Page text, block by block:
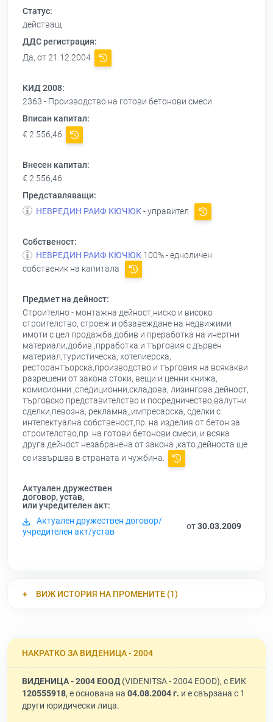
Статус:
действащ
ДДС регистрация:
Да, от 21.12.2004
КИД 2008:
2363 - Производство на готови бетонови смеси
Вписан капитал:
€ 2 556,46
Внесен капитал:
€ 2 556,46
Представляващи:
НЕВРЕДИН РАИФ КЮЧЮК- управител
Собственост:
НЕВРЕДИН РАИФ КЮЧЮК 100% - едноличен
собственик на капитала
Предмет на дейност:
Строително - монтажна дейност,ниско и високо
строителство, строеж и обзавеждане на недвижими
имоти с цел продажба,добив и преработка на инертни
материали,добив ,прработка и търговия с дървен
материал,туристическа, хотелиерска,
ресторантъорска,производство и търговия на всякакви
разрешени от закона стоки, вещи и ценни книжа,
комисионни ,спедиционни,складова, лизингова дейност,
търговско представителство и посредничество,валутни
сделки,певозна, рекламна,,импресарска, сделки с
интелектуална собственост,пр. на изделия от бетон за
строителство,пр. на готови бетонови смеси, и всяка
друга дейност незабранена от закона ,като дейноста ще
се извършва в страната и чужбина.
Актуален дружествен
договор, устав,
или учредителен акт:
Актуален дружествен договор/
учредителен акт/устав
от30.03.2009
ВИЖ ИСТОРИЯ НА ПРОМЕНИТЕ (1)
НАКРАТКО ЗА ВИДЕНИЦА - 2004
ВИДЕНИЦА - 2004 ЕООД(VIDENITSA - 2004 EOOD), с ЕИК
120555918, е основана на 04.08.2004 г. и е свързана с 1
други юридически лица.